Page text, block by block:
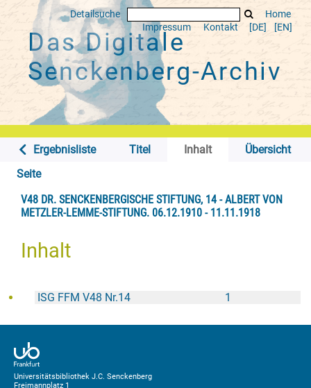
Detailsuche
Home
Impressum
Kontakt [DE] [EN]
Das Digitale
Senckenberg-Archiv
Ergebnisliste Titel Inhalt
Übersicht
Seite
V48 DR. SENCKENBERGISCHE STIFTUNG, 14 - ALBERT VON
METZLER-LEMME-STIFTUNG. 06.12.1910 - 11.11.1918
Inhalt
1
ISG FFM V48 Nr.14
Universitätsbibliothek J.C. Senckenberg
Freimannplatz 1